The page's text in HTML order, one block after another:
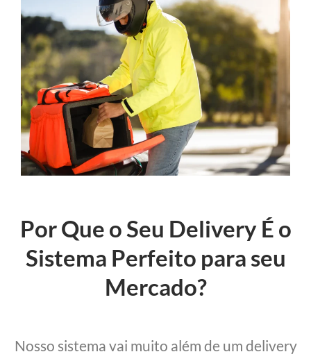
Por Que o Seu Delivery É o
Sistema Perfeito para seu
Mercado?
Nosso sistema vai muito além de um delivery